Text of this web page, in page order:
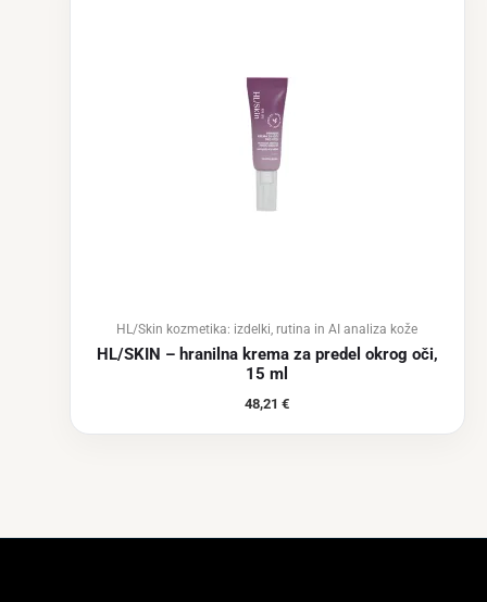
HL/Skin kozmetika: izdelki, rutina in AI analiza kože
HL/SKIN – hranilna krema za predel okrog oči,
15 ml
48,21€